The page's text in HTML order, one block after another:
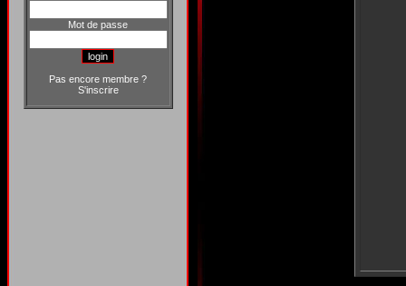
Mot de passe
Pas encore membre ?
S'inscrire